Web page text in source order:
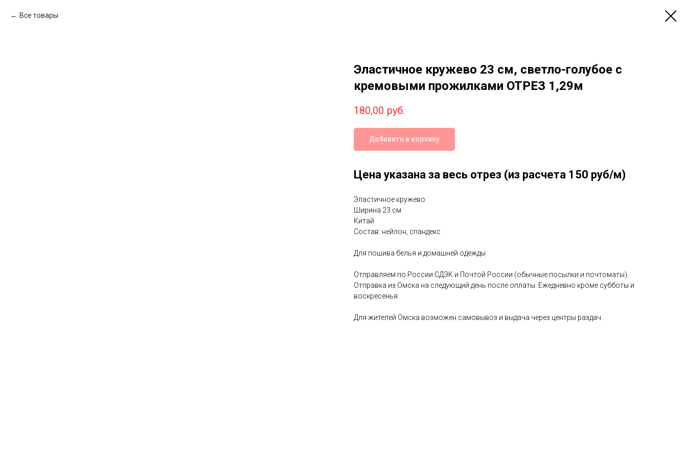
Все товары
Эластичное кружево 23 см, светло-голубое с
кремовыми прожилками ОТРЕЗ 1,29м
180,00 руб.
Добавить в корзину
Цена указана за весь отрез (из расчета 150 руб/м)
Эластичное кружево
Ширина 23 см
Китай
Состав: нейлон, спандекс
Для пошива белья и домашней одежды
Отправляем по России СДЭК и Почтой России (обычные посылки и почтоматы).
Отправка из Омска на следующий день после оплаты. Ежедневно кроме субботы и
воскресенья.
Для жителей Омска возможен самовывоз и выдача через центры раздач.